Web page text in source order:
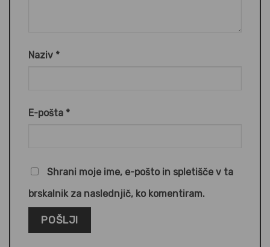
Naziv *
E-pošta *
Shrani moje ime, e-pošto in spletišče v ta
brskalnik za naslednjič, ko komentiram.